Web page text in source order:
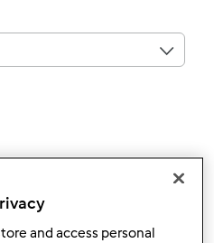
4.7(61)
and access personal